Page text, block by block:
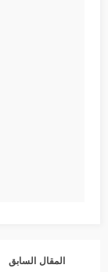
المقال السابق